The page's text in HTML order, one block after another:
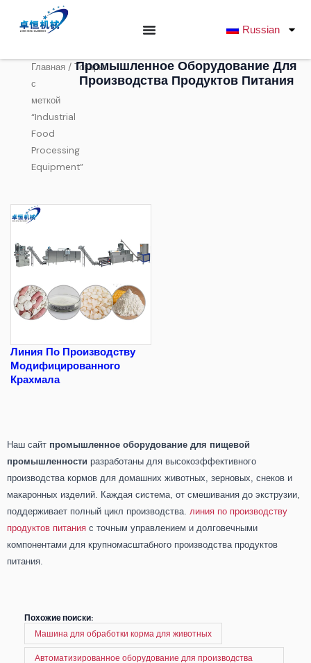
Russian
Главная / Товары
с
меткой
“Industrial
Food
Processing
Equipment”
Промышленное Оборудование Для
Производства Продуктов Питания
Линия По Производству
Модифицированного
Крахмала
Наш сайт промышленное оборудование для пищевой
промышленности разработаны для высокоэффективного
производства кормов для домашних животных, зерновых, снеков и
макаронных изделий. Каждая система, от смешивания до экструзии,
поддерживает полный цикл производства. линия по производству
продуктов питания с точным управлением и долговечными
компонентами для крупномасштабного производства продуктов
питания.
Похожие поиски:
Машина для обработки корма для животных
Автоматизированное оборудование для производства